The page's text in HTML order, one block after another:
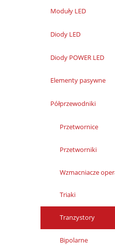
Moduły LED
Diody LED
Diody POWER LED
Elementy pasywne
Półprzewodniki
Przetwornice
Przetworniki
Wzmacniacze
Triaki
Tranzystory
Bipolarne